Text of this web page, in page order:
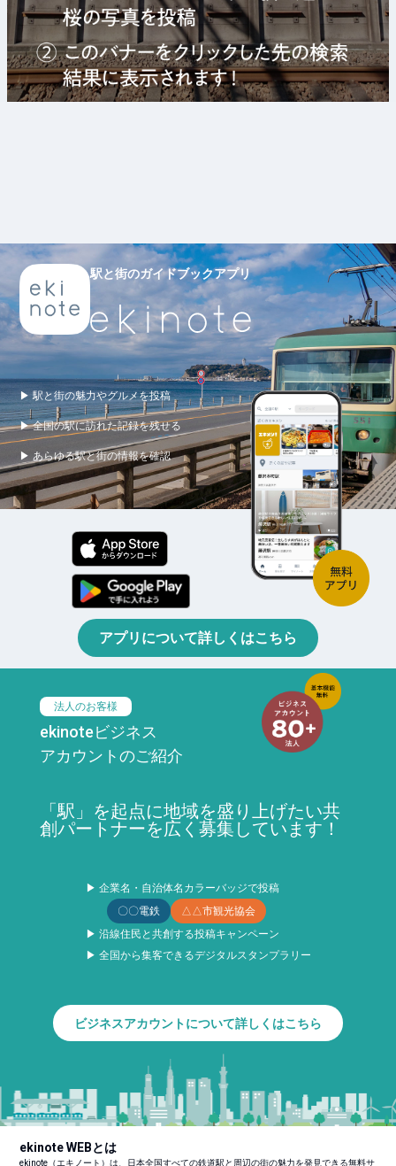
駅と街のガイドブックアプリ
▶ 駅と街の魅力やグルメを投稿
▶ 全国の駅に訪れた記録を残せる
▶ あらゆる駅と街の情報を確認
アプリについて詳しくはこちら
法人のお客様
ekinoteビジネス
アカウントのご紹介
「駅」を起点に地域を盛り上げたい共
創パートナーを広く募集しています！
▶ 企業名・自治体名カラーバッジで投稿
〇〇電鉄
△△市観光協会
▶ 沿線住民と共創する投稿キャンペーン
▶ 全国から集客できるデジタルスタンプラリー
ビジネスアカウントについて詳しくはこちら
ekinote WEBとは
ekinote（エキノート）は、日本全国すべての鉄道駅と周辺の街の魅力を発見できる無料サ